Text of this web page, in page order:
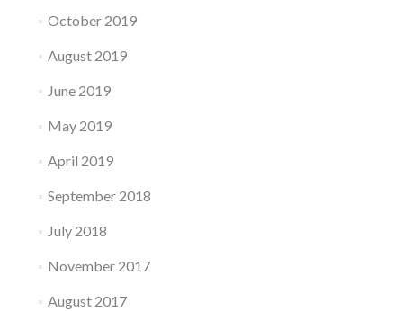
October 2019
August 2019
June 2019
May 2019
April 2019
September 2018
July 2018
November 2017
August 2017